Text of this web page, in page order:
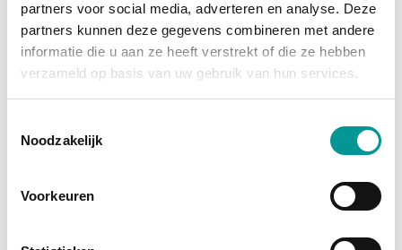
partners voor social media, adverteren en analyse. Deze
partners kunnen deze gegevens combineren met andere
informatie die u aan ze heeft verstrekt of die ze hebben
verzameld op basis van uw gebruik van hun services.
Noodzakelijk
Voorkeuren
grootste afschrijving is al gedaan, en je profiteert
van
fiscale voordelenzoals investeringsaftrek en
btw-teruggave (bij een btw-auto). Je wordt namelijk
vrij houdt voor andere investeringen.